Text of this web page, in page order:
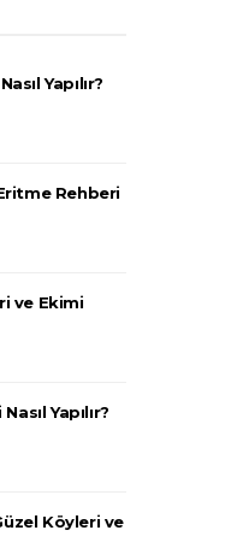
Yapılır?
Eritme Rehberi
ve Ekimi
Yapılır?
Köyleri ve